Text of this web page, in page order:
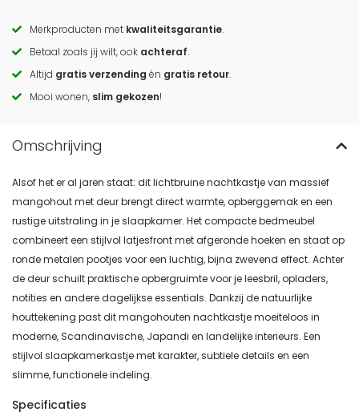
Call
to
actions
Merkproducten met kwaliteitsgarantie.
Betaal zoals jij wilt, ook achteraf.
Altijd gratis verzending én gratis retour.
Mooi wonen, slim gekozen!
Alsof het er al jaren staat: dit lichtbruine nachtkastje van massief
mangohout met deur brengt direct warmte, opberggemak en een
rustige uitstraling in je slaapkamer. Het compacte bedmeubel
combineert een stijlvol latjesfront met afgeronde hoeken en staat op
ronde metalen pootjes voor een luchtig, bijna zwevend effect. Achter
de deur schuilt praktische opbergruimte voor je leesbril, opladers,
notities en andere dagelijkse essentials. Dankzij de natuurlijke
houttekening past dit mangohouten nachtkastje moeiteloos in
moderne, Scandinavische, Japandi en landelijke interieurs. Een
stijlvol slaapkamerkastje met karakter, subtiele details en een
slimme, functionele indeling.
Specificaties